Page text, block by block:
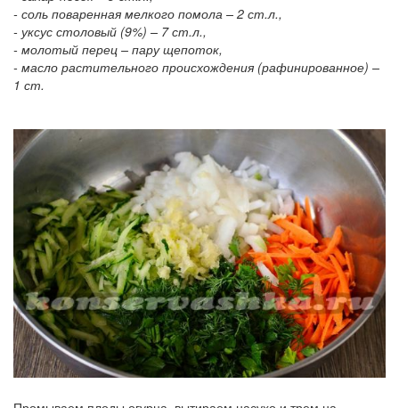
- соль поваренная мелкого помола – 2 ст.л.,
- уксус столовый (9%) – 7 ст.л.,
- молотый перец – пару щепоток,
- масло растительного происхождения (рафинированное) –
1 ст.